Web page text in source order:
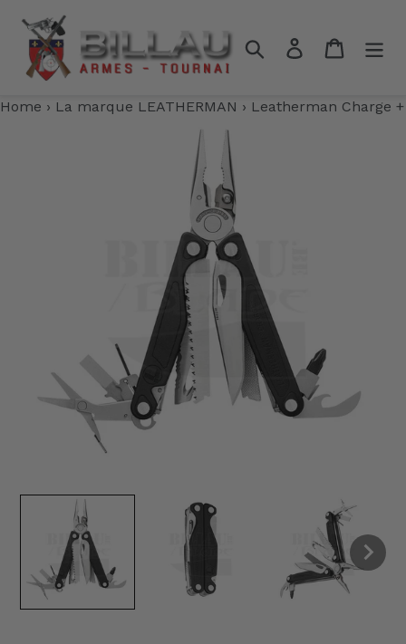
contenu
RechercherSe connecter
Panier
Home › La marque LEATHERMAN › Leatherman Charge +